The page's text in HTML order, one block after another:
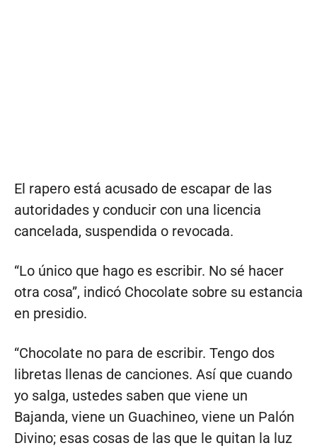
El rapero está acusado de escapar de las
autoridades y conducir con una licencia
cancelada, suspendida o revocada.
“Lo único que hago es escribir. No sé hacer
otra cosa”, indicó Chocolate sobre su estancia
en presidio.
“Chocolate no para de escribir. Tengo dos
libretas llenas de canciones. Así que cuando
yo salga, ustedes saben que viene un
Bajanda, viene un Guachineo, viene un Palón
Divino; esas cosas de las que le quitan la luz